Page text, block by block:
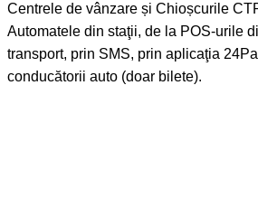
Centrele de vânzare și Chioșcurile
Automatele din staţii, de la POS-urile
transport, prin SMS, prin aplicaţia
conducătorii auto (doar bilete).